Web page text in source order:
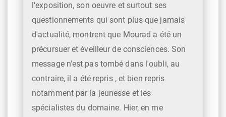
l'exposition, son oeuvre et surtout ses
questionnements qui sont plus que jamais
d'actualité, montrent que Mourad a été un
précursuer et éveilleur de consciences. Son
message n'est pas tombé dans l'oubli, au
contraire, il a été repris , et bien repris
notamment par la jeunesse et les
spécialistes du domaine. Hier, en me